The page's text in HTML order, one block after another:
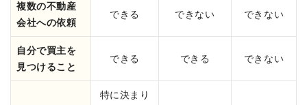
複数の不動産
会社への依頼
できる できない できない
自分で買主を
見つけること
できる できる できない
特に決まり